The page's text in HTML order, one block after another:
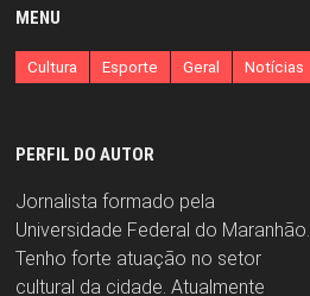
MENU
Cultura Esporte Geral Notícias
PERFIL DO AUTOR
Jornalista formado pela
Universidade Federal do Maranhão.
Tenho forte atuação no setor
cultural da cidade. Atualmente